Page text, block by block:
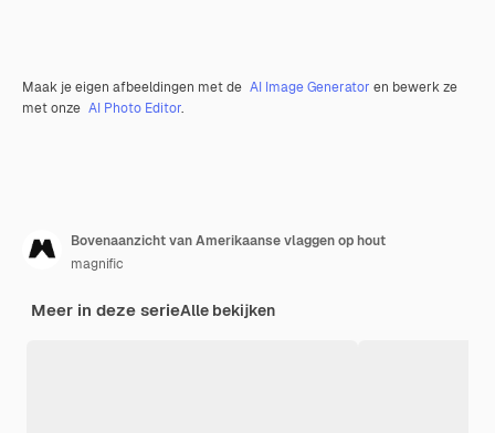
Maak je eigen afbeeldingen met de AI Image Generator en bewerk ze
met onze AI Photo Editor.
Bovenaanzicht van Amerikaanse vlaggen op hout
magnific
Meer in deze serieAlle bekijken